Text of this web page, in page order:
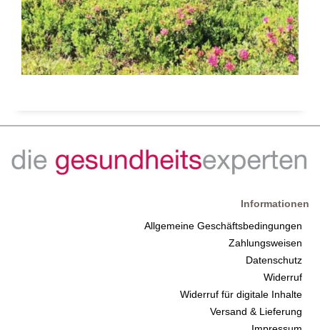
Informationen
Allgemeine Geschäftsbedingungen
Zahlungsweisen
Datenschutz
Widerruf
Widerruf für digitale Inhalte
Versand & Lieferung